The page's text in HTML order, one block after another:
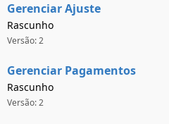
Gerenciar Ajuste
Rascunho
Versão: 2
Gerenciar Pagamentos
Rascunho
Versão: 2